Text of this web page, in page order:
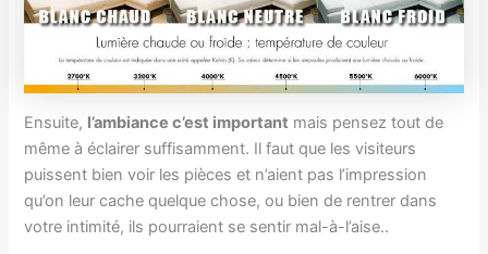
Ensuite, l’ambiance c’est important mais pensez tout de
même à éclairer suffisamment. Il faut que les visiteurs
puissent bien voir les pièces et n’aient pas l’impression
qu’on leur cache quelque chose, ou bien de rentrer dans
votre intimité, ils pourraient se sentir mal-à-l’aise..